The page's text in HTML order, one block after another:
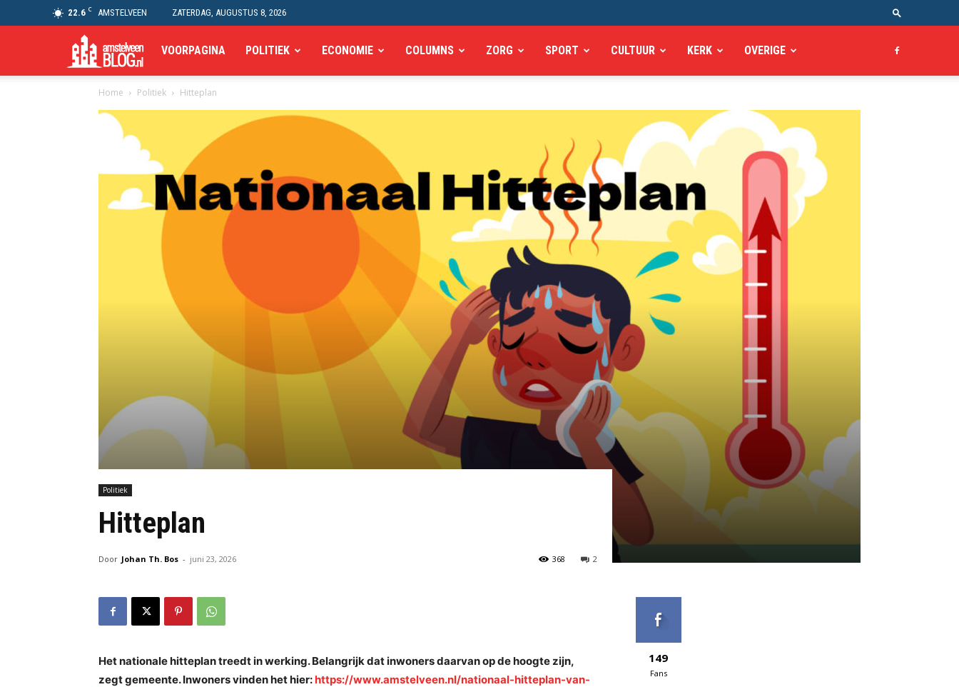
22.6 C AMSTELVEEN ZATERDAG, AUGUSTUS 8, 2026
Amstelveen
Blog
VOORPAGINA POLITIEK ECONOMIE COLUMNS ZORG SPORT CULTUUR KERK OVERIGE
Home Politiek Hitteplan
Politiek
Hitteplan
Door Johan Th. Bos - juni 23, 2026 2
368
Het nationale hitteplan treedt in werking. Belangrijk dat inwoners daarvan op de hoogte zijn,
zegt gemeente. Inwoners vinden het hier: https://www.amstelveen.nl/nationaal-hitteplan-van-
149
Fans